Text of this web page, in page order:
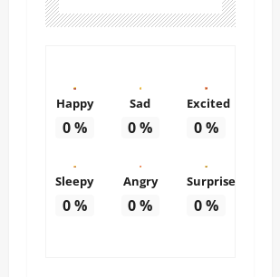
Happy
0%
Sad
0%
Excited
0%
Sleepy
0%
Angry
0%
Surprise
0%